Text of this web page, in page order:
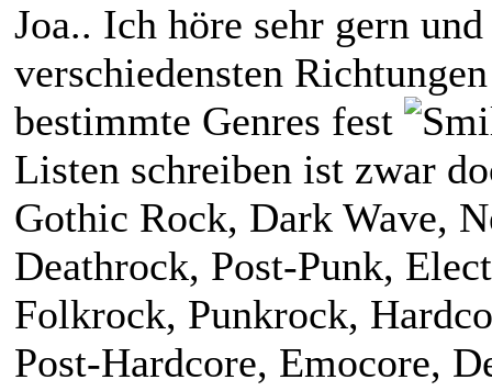
Joa.. Ich höre sehr gern
verschiedensten
bestimmte Genres fest
Listen schreiben ist zwar
Gothic Rock, Dark Wave,
Deathrock, Post-Punk,
Folkrock, Punkrock,
Post-Hardcore, Emocore,